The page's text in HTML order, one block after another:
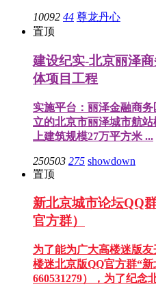
10092 44 尊龙丹心
置顶
建设纪实-北京丽泽
体项目工程
实施平台：丽泽金融商
立的北京市丽泽城市航
上建筑规模27万平方米 ...
250503 275 showdown
置顶
新北京城市论坛QQ
官方群）
为了能为广大高楼迷版
楼迷北京版QQ官方群“新
660531279），为了纪念